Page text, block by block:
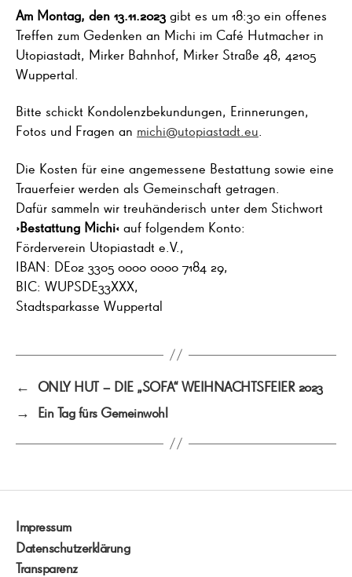
Am Montag, den 13.11.2023 gibt es um 18:30 ein offenes
Treffen zum Gedenken an Michi im Café Hutmacher in
Utopiastadt, Mirker Bahnhof, Mirker Straße 48, 42105
Wuppertal.
Bitte schickt Kondolenzbekundungen, Erinnerungen,
Fotos und Fragen an michi@utopiastadt.eu.
Die Kosten für eine angemessene Bestattung sowie eine
Trauerfeier werden als Gemeinschaft getragen.
Dafür sammeln wir treuhänderisch unter dem Stichwort
›Bestattung Michi‹ auf folgendem Konto:
Förderverein Utopiastadt e.V.,
IBAN: DE02 3305 0000 0000 7184 29,
BIC: WUPSDE33XXX,
Stadtsparkasse Wuppertal
←
ONLY HUT – DIE „SOFA“ WEIHNACHTSFEIER 2023
→
Ein Tag fürs Gemeinwohl
Impressum
Datenschutzerklärung
Transparenz